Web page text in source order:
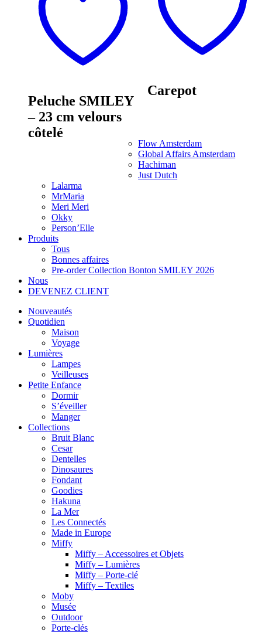
Peluche SMILEY
– 23 cm velours
côtelé
Carepot
Flow Amsterdam
Global Affairs Amsterdam
Hachiman
Just Dutch
Lalarma
MrMaria
Meri Meri
Okky
Person’Elle
Produits
Tous
Bonnes affaires
Pre-order Collection Bonton SMILEY 2026
Nous
DEVENEZ CLIENT
Nouveautés
Quotidien
Maison
Voyage
Lumières
Lampes
Veilleuses
Petite Enfance
Dormir
S’éveiller
Manger
Collections
Bruit Blanc
Cesar
Dentelles
Dinosaures
Fondant
Goodies
Hakuna
La Mer
Les Connectés
Made in Europe
Miffy
Miffy – Accessoires et Objets
Miffy – Lumières
Miffy – Porte-clé
Miffy – Textiles
Moby
Musée
Outdoor
Porte-clés